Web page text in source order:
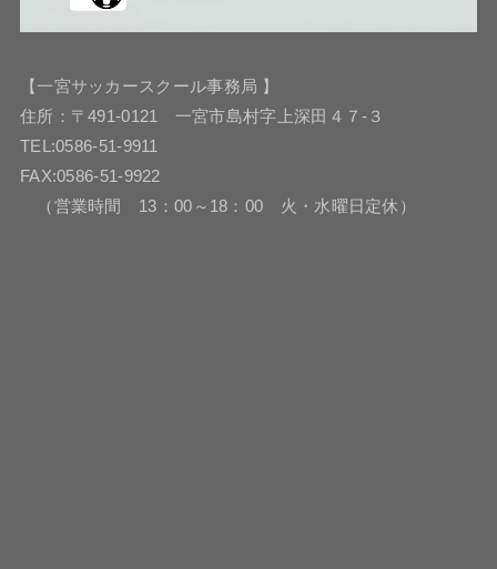
【一宮サッカースクール事務局 】
住所：〒491-0121 一宮市島村字上深田４７-３
TEL:0586-51-9911
FAX:0586-51-9922
（営業時間 13：00～18：00 火・水曜日定休）